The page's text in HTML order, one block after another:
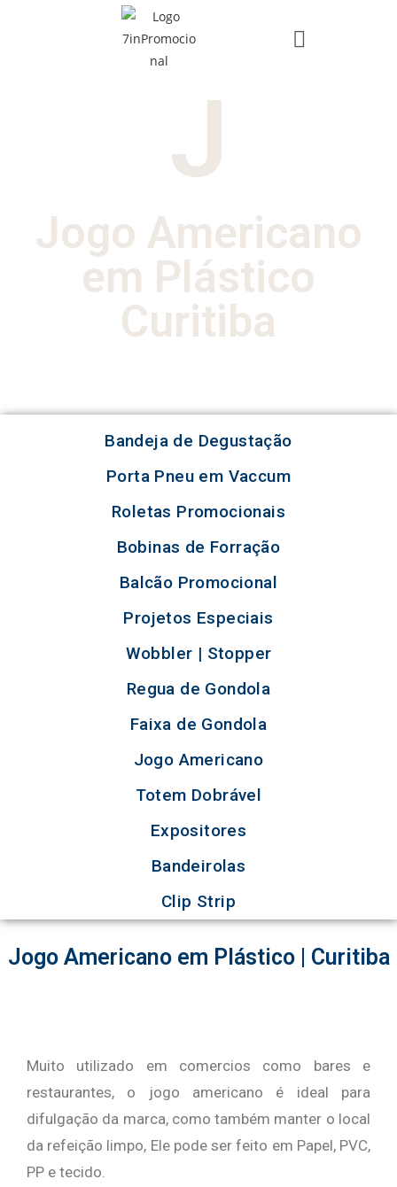
J
Jogo Americano
em Plástico
Curitiba
Bandeja de Degustação
Porta Pneu em Vaccum
Roletas Promocionais
Bobinas de Forração
Balcão Promocional
Projetos Especiais
Wobbler | Stopper
Regua de Gondola
Faixa de Gondola
Jogo Americano
Totem Dobrável
Expositores
Bandeirolas
Clip Strip
Jogo Americano em Plástico | Curitiba
Muito utilizado em comercios como bares e
restaurantes, o jogo americano é ideal para
difulgação da marca, como também manter o local
da refeição limpo, Ele pode ser feito em Papel, PVC,
PP e tecido.